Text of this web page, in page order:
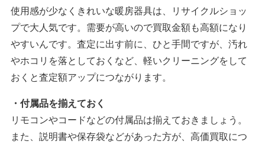
使用感が少なくきれいな暖房器具は、リサイクルショッ
プで大人気です。需要が高いので買取金額も高額になり
やすいんです。査定に出す前に、ひと手間ですが、汚れ
やホコリを落としておくなど、軽いクリーニングをして
おくと査定額アップにつながります。
・付属品を揃えておく
リモコンやコードなどの付属品は揃えておきましょう。
また、説明書や保存袋などがあった方が、高価買取につ